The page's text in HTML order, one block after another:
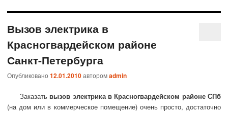
Вызов электрика в
Красногвардейском районе
Санкт-Петербурга
Опубликовано12.01.2010авторомadmin
Заказать вызов электрика в Красногвардейском районе СПб
(на дом или в коммерческое помещение) очень просто, достаточно